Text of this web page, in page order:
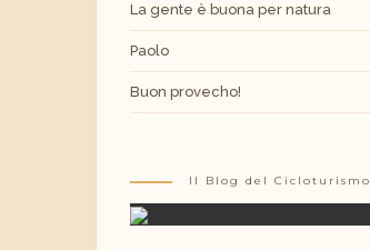
La gente è buona per natura
Paolo
Buon provecho!
Il Blog del Cicloturismo